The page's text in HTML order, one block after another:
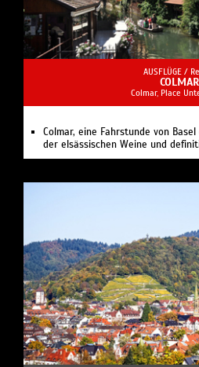
AUSFLÜGE /
COLMAR
Colmar, Place
Colmar, eine Fahrstunde von
der elsässischen Weine und